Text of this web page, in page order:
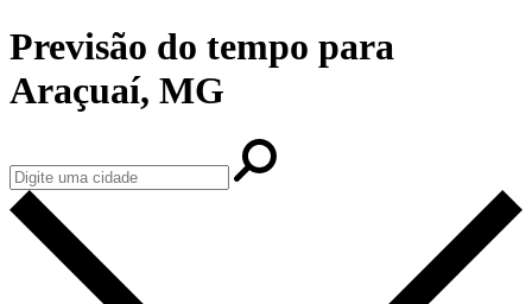
Previsão do tempo para
Araçuaí, MG